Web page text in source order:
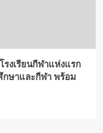
รงเรียนกีฬาแห่งแรก
กษาและกีฬา พร้อม